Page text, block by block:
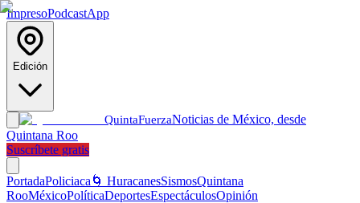
ImpresoPodcastApp
Edición
QuintaFuerzaNoticias de México, desde
Quintana Roo
Suscríbete gratis
PortadaPoliciaca 🌀 HuracanesSismosQuintana
RooMéxicoPolíticaDeportesEspectáculosOpinión